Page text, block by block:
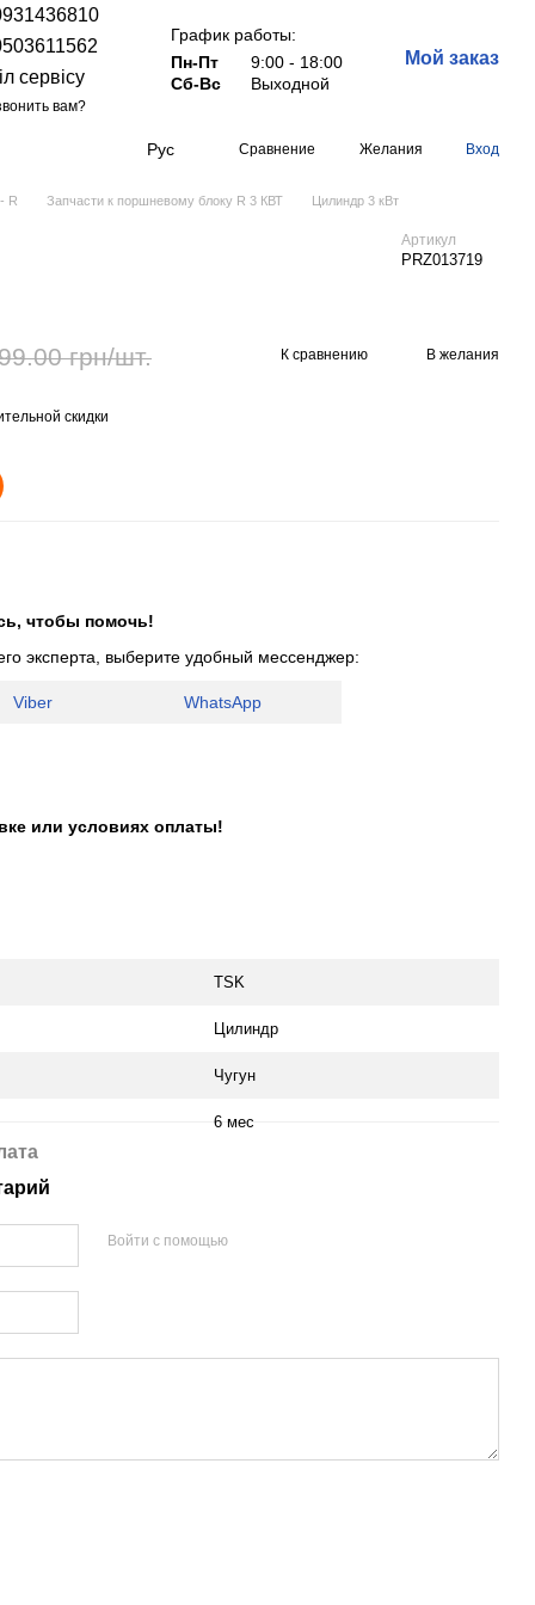
сервісу
вам?
График работы:
Пн-Пт
9:00 - 18:00
Сб-Вс
Выходной
Мой заказ
Рус Сравнение Желания Вход
R Запчасти к поршневому блоку R 3 КВТ Цилиндр 3 кВт
Артикул
PRZ013719
грн/шт. К сравнению В желания
скидки
чтобы помочь!
эксперта, выберите удобный мессенджер:
Viber WhatsApp
или условиях оплаты!
TSK
Цилиндр
Чугун
6 мес
Войти с помощью